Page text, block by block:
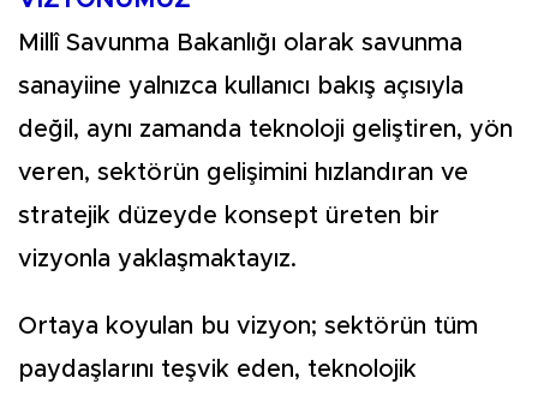
Millî Savunma Bakanlığı olarak savunma
sanayiine yalnızca kullanıcı bakış açısıyla
değil, aynı zamanda teknoloji geliştiren, yön
veren, sektörün gelişimini hızlandıran ve
stratejik düzeyde konsept üreten bir
vizyonla yaklaşmaktayız.
Ortaya koyulan bu vizyon; sektörün tüm
paydaşlarını teşvik eden, teknolojik